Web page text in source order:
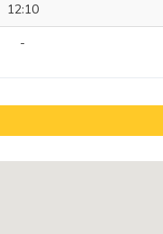
12:10
-